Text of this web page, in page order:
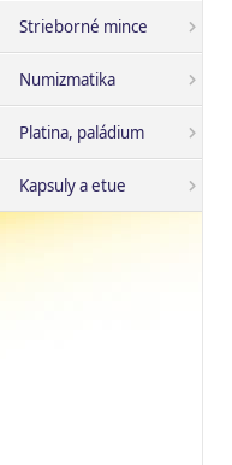
Strieborné mince
Numizmatika
Platina, paládium
Kapsuly a etue